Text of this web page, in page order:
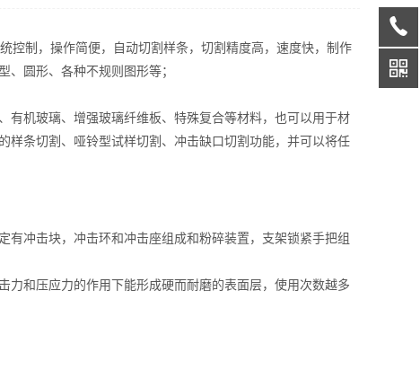
制，操作简便，自动切割样条，切割精度高，速度快，制作
圆形、各种不规则图形等；
机玻璃、增强玻璃纤维板、特殊复合等材料，也可以用于材
样条切割、哑铃型试样切割、冲击缺口切割功能，并可以将任
冲击块，冲击环和冲击座组成和粉碎装置，支架锁紧手把组
和压应力的作用下能形成硬而耐磨的表面层，使用次数越多